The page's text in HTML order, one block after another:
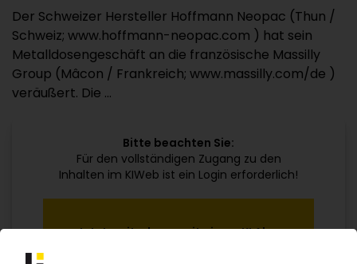
Der Schweizer Hersteller Hoffmann Neopac (Thun /
Schweiz; www.hoffmann-neopac.com ) hat sein
Metalldosengeschäft an die französische Massilly
Group (Mâcon / Frankreich; www.massilly.com/de )
veräußert. Die ...
Bitte beachten Sie:
Für den vollständigen Zugang zu den
Inhalten im KIWeb ist ein Login erforderlich!
Jetzt weiterlesen mit einem KI Abo: